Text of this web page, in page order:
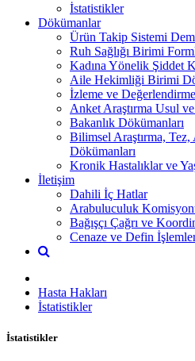
İstatistikler
Dökümanlar
Ürün Takip Sistemi
Ruh Sağlığı Birimi
Kadına Yönelik Şiddet
Aile Hekimliği Birimi
İzleme ve
Anket Araştırma Usul ve
Bakanlık Dökümanları
Bilimsel Araştırma,
Dökümanları
Kronik Hastalıklar ve
İletişim
Dahili İç Hatlar
Arabuluculuk
Bağışçı Çağrı ve
Cenaze ve Defin
Hasta Hakları
İstatistikler
İstatistikler